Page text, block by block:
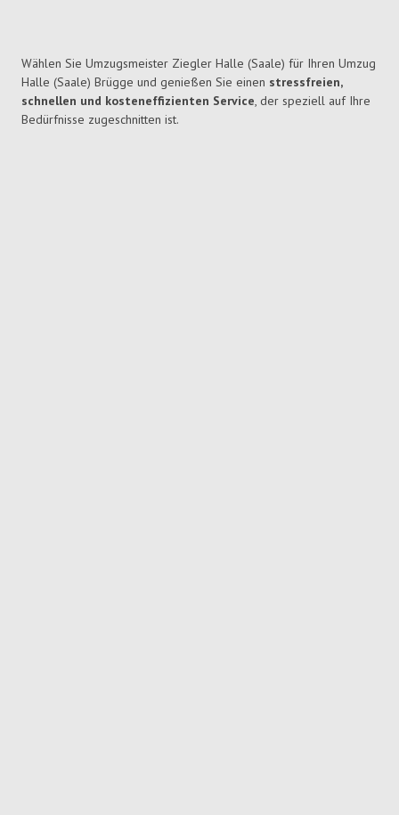
Wählen Sie Umzugsmeister Ziegler Halle (Saale) für Ihren Umzug
Halle (Saale) Brügge und genießen Sie einen stressfreien,
schnellen und kosteneffizienten Service, der speziell auf Ihre
Bedürfnisse zugeschnitten ist.